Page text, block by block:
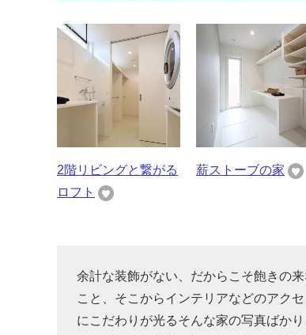
2階リビングと繋がる
ロフト
薪ストーブの家
余計な装飾がない、だからこそ飽きの
こと、そこからインテリアなどのアク
にこだわりが光るそんな家の写真ばか